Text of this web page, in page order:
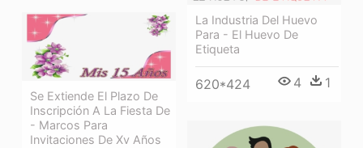
La Industria Del Huevo
Para - El Huevo De
Etiqueta
620*424 4 1
Se Extiende El Plazo De
Inscripción A La Fiesta De
- Marcos Para
Invitaciones De Xv Años